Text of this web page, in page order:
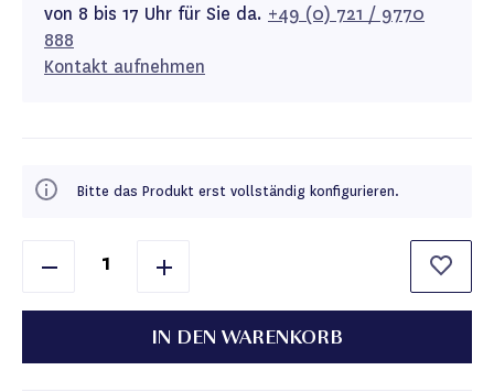
von 8 bis 17 Uhr für Sie da. +49 (0) 721 / 9770
888
Kontakt aufnehmen
Bitte das Produkt erst vollständig konfigurieren.
IN DEN WARENKORB